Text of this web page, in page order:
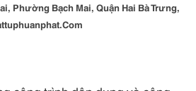
Phường Bạch Mai, Quận Hai Bà Trưng,